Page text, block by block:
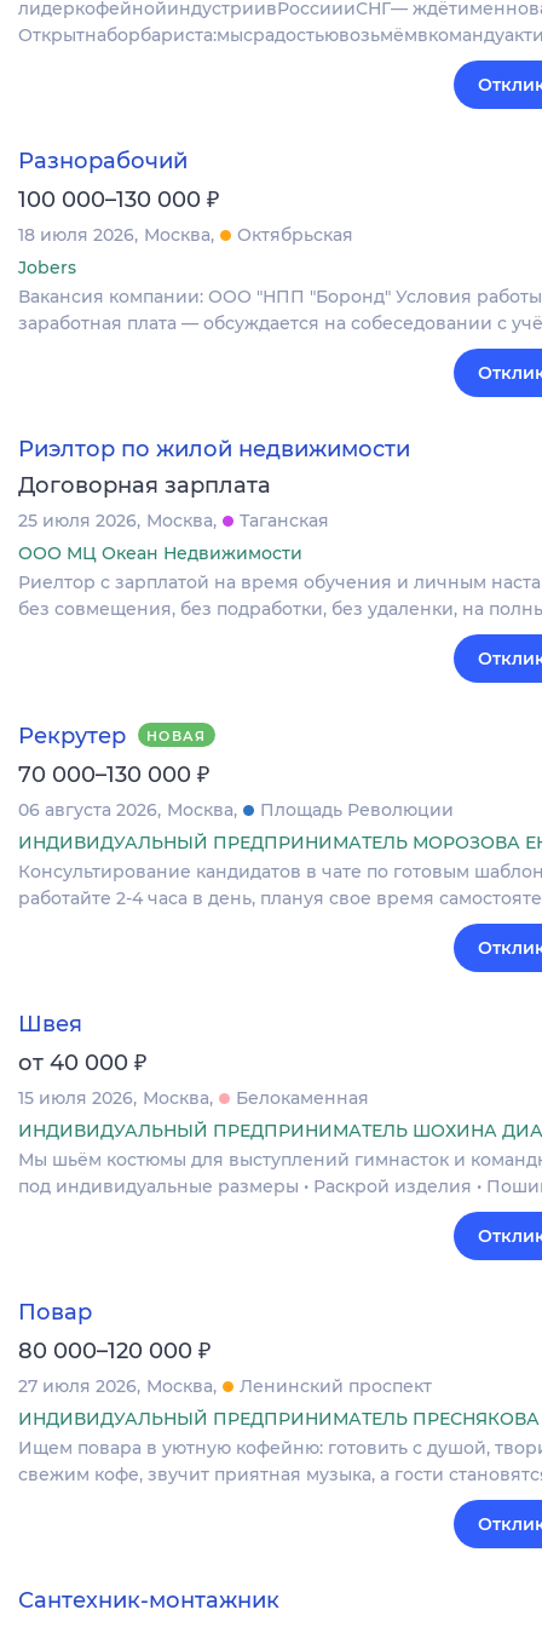
лидеркофейнойиндустриивРоссиииСНГ—
Разнорабочий
100 000–130 000 ₽
18 июля 2026 Москва
Октябрьская
Jobers
Вакансия компании: ООО "НПП "Боронд" Условия
заработная плата — обсуждается на собеседовании с
Риэлтор по жилой недвижимости
Договорная зарплата
25 июля 2026 Москва
Таганская
ООО МЦ Океан Недвижимости
Риелтор с зарплатой на время обучения и личным
без совмещения, без подработки, без удаленки, на
Рекрутер НОВАЯ
70 000–130 000 ₽
06 августа 2026 Москва
Площадь Революции
ИНДИВИДУАЛЬНЫЙ ПРЕДПРИНИМАТЕЛЬ МОРОЗОВА
Консультирование кандидатов в чате по готовым
работайте 2-4 часа в день, плануя свое время
Швея
от 40 000 ₽
15 июля 2026 Москва
Белокаменная
ИНДИВИДУАЛЬНЫЙ ПРЕДПРИНИМАТЕЛЬ ШОХИНА
Мы шьём костюмы для выступлений гимнасток и
под индивидуальные размеры • Раскрой изделия •
Повар
80 000–120 000 ₽
27 июля 2026 Москва
Ленинский проспект
ИНДИВИДУАЛЬНЫЙ ПРЕДПРИНИМАТЕЛЬ
Ищем повара в уютную кофейню: готовить с душой,
свежим кофе, звучит приятная музыка, а гости
Сантехник-монтажник